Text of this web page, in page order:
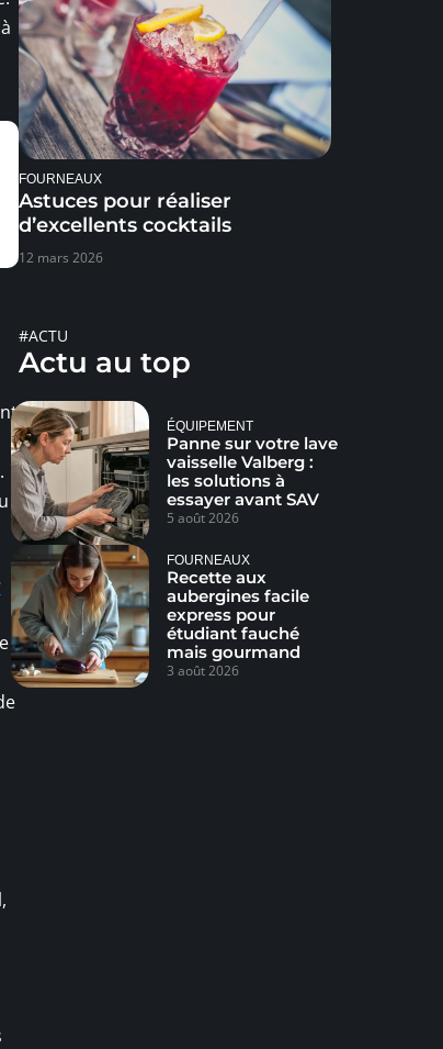
FOURNEAUX
Astuces pour réaliser
d’excellents cocktails
12 mars 2026
#ACTU
Actu au top
ÉQUIPEMENT
Panne sur votre lave
vaisselle Valberg :
les solutions à
essayer avant SAV
5 août 2026
FOURNEAUX
Recette aux
aubergines facile
express pour
étudiant fauché
mais gourmand
3 août 2026